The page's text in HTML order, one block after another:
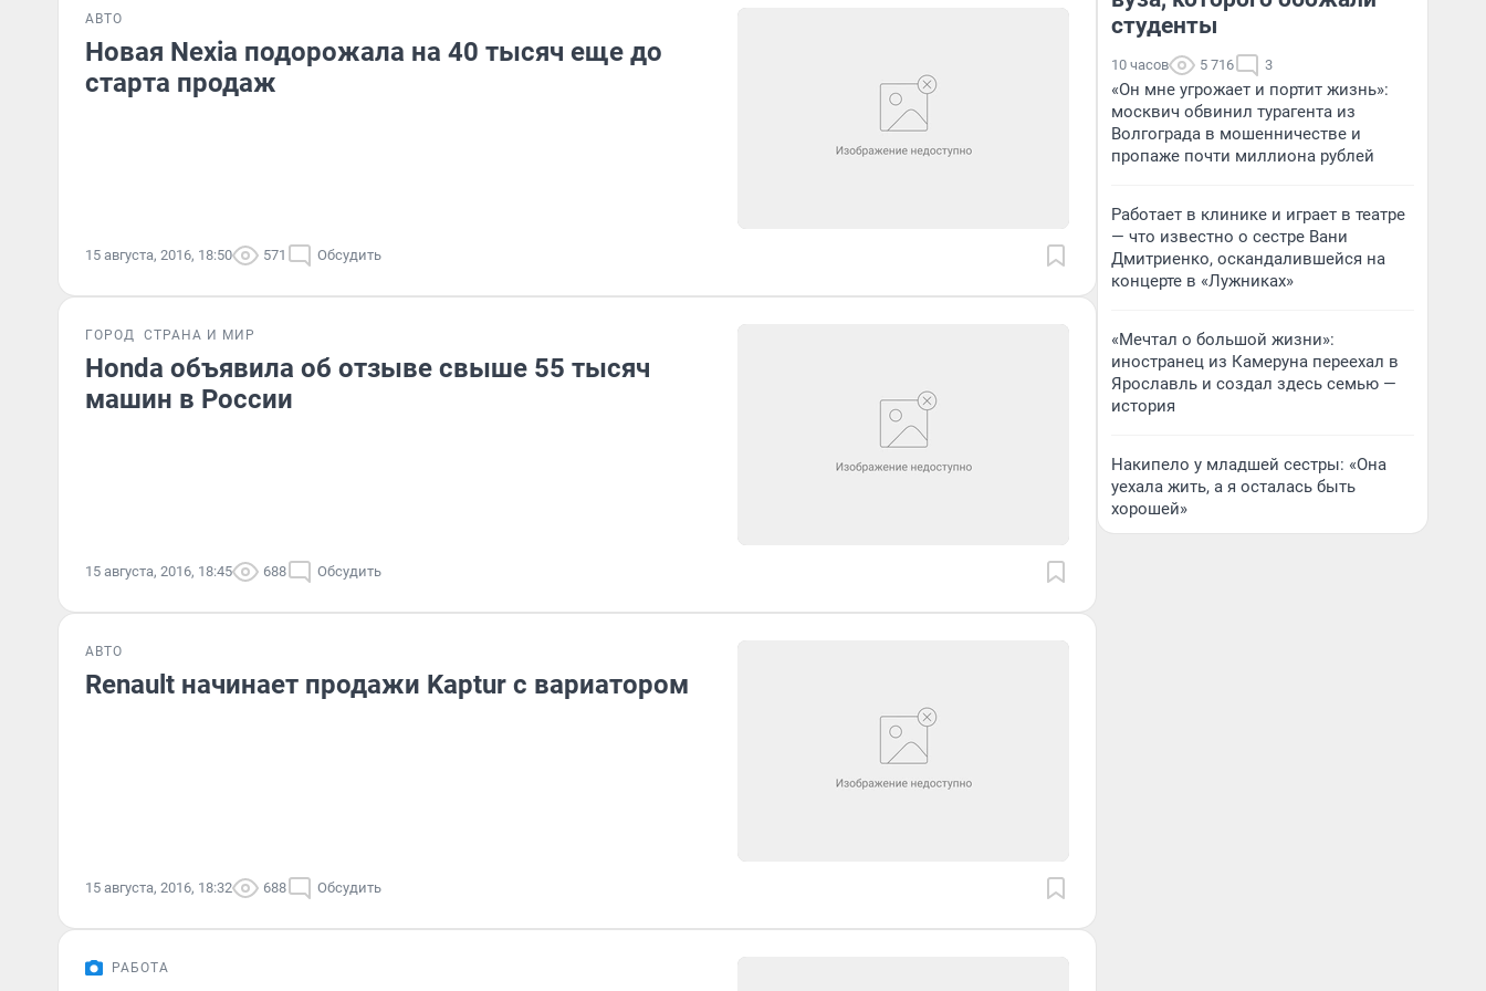
АВТО
Новая Nexia подорожала на 40 тысяч еще до
старта продаж
15 августа, 2016, 18:50 571 Обсудить
ГОРОД СТРАНА И МИР
Honda объявила об отзыве свыше 55 тысяч
машин в России
15 августа, 2016, 18:45 688 Обсудить
АВТО
Renault начинает продажи Kaptur с вариатором
15 августа, 2016, 18:32 688 Обсудить
РАБОТА
студенты
10 часов 5 716 3
«Он мне угрожает и портит жизнь»:
москвич обвинил турагента из
Волгограда в мошенничестве и
пропаже почти миллиона рублей
Работает в клинике и играет в театре
— что известно о сестре Вани
Дмитриенко, оскандалившейся на
концерте в «Лужниках»
«Мечтал о большой жизни»:
иностранец из Камеруна переехал в
Ярославль и создал здесь семью —
история
Накипело у младшей сестры: «Она
уехала жить, а я осталась быть
хорошей»